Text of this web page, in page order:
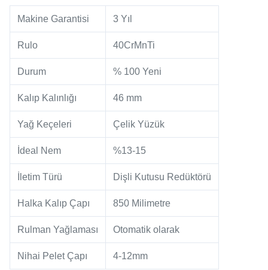
Makine Garantisi 3 Yıl
Rulo 40CrMnTi
Durum % 100 Yeni
Kalıp Kalınlığı 46 mm
Yağ Keçeleri Çelik Yüzük
İdeal Nem %13-15
İletim Türü Dişli Kutusu Redüktörü
Halka Kalıp Çapı 850 Milimetre
Rulman Yağlaması Otomatik olarak
Nihai Pelet Çapı 4-12mm